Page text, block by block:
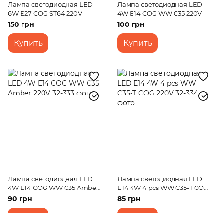
Лампа светодиодная LED
6W E27 COG ST64 220V
150 грн
Купить
Лампа светодиодная LED
4W E14 COG WW C35 220V
100 грн
Купить
Лампа светодиодная LED
4W E14 COG WW C35 Amber
220V
90 грн
Лампа светодиодная LED
E14 4W 4 pcs WW C35-T COG
220V
85 грн